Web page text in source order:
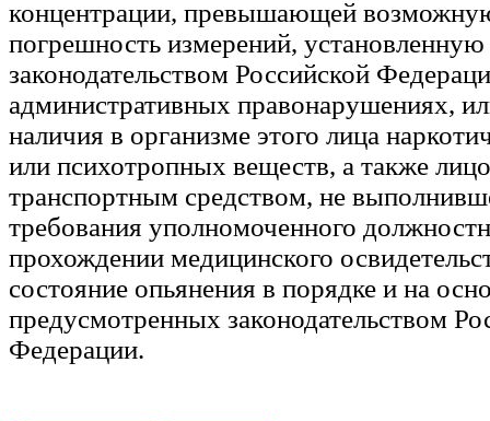
концентрации, превышающей
погрешность измерений, установленную
законодательством Российской
административных правонарушениях,
наличия в организме этого лица
или психотропных веществ, а также
транспортным средством, не
требования уполномоченного
прохождении медицинского
состояние опьянения в порядке и на
предусмотренных законодательством
Федерации.